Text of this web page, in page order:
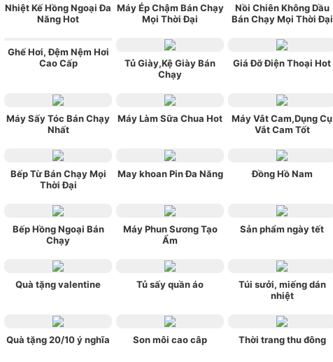
Nhiệt Kế Hồng Ngoại Đa
Năng Hot
Máy Ép Chậm Bán Chạy
Mọi Thời Đại
Nồi Chiên Không Dầu
Bán Chạy Mọi Thời Đại
Ghế Hơi, Đệm Nệm Hơi
Cao Cấp
Tủ Giày,Kệ Giày Bán
Chạy
Giá Đỡ Điện Thoại Hot
Máy Sấy Tóc Bán Chạy
Nhất
Máy Làm Sữa Chua Hot
Máy Vắt Cam,Dụng Cụ
Vắt Cam Tốt
Bếp Từ Bán Chạy Mọi
Thời Đại
May khoan Pin Đa Năng Đồng Hồ Nam
Bếp Hồng Ngoại Bán
Chạy
Máy Phun Sương Tạo
Ẩm
Sản phẩm ngày tết
Quà tặng valentine Tủ sấy quần áo
Túi sưởi, miếng dán
nhiệt
Quà tặng 20/10 ý nghĩa Son môi cao câp Thời trang thu đông